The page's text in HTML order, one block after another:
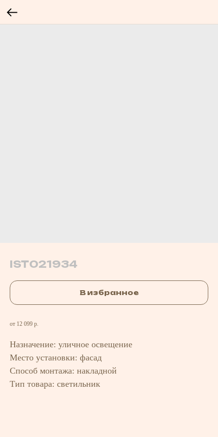
IST021934
В избранное
от 12 099 р.
Назначение: уличное освещение
Место установки: фасад
Способ монтажа: накладной
Тип товара: светильник